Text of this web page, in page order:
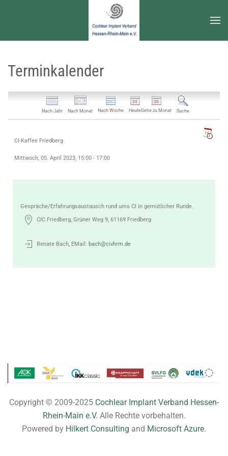
Zum Hauptinhalt springen
Terminkalender
Nach Jahr Nach Monat Nach Woche HeuteGehe zu Monat Suche
CI-Kaffee Friedberg
Mittwoch, 05. April 2023, 15:00 - 17:00
Gespräche/Erfahrungsaustausch rund ums CI in gemütlicher Runde.
CIC Friedberg, Grüner Weg 9, 61169 Friedberg
Renate Bach, EMail: bach@civhrm.de
Copyright © 2009-2025 Cochlear Implant Verband Hessen-
Rhein-Main e.V. Alle Rechte vorbehalten.
Powered by Hilkert Consulting and Microsoft Azure.